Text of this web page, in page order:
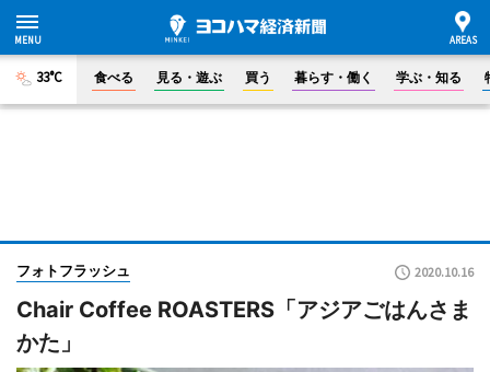
33°C 食べる 見る・遊ぶ 買う 暮らす・働く 学ぶ・知る
フォトフラッシュ 2020.10.16
Chair Coffee ROASTERS「アジアごはんさま
かた」